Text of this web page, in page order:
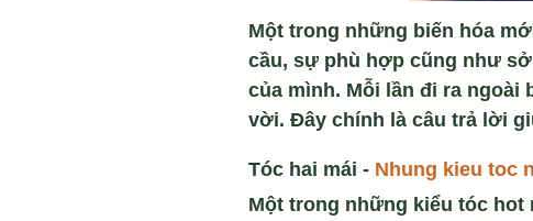
Một trong những biến hóa
cầu, sự phù hợp cũng như
của mình. Mỗi lần đi ra ngoài
vời. Đây chính là câu trả lời
Tóc hai mái - Nhung kieu toc
Một trong những kiểu tóc hot